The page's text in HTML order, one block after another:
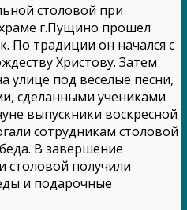
столовой при
г.Пущино прошел
По традиции он начался с
Христову. Затем
улице под веселые песни,
сделанными учениками
выпускники воскресной
сотрудникам столовой
В завершение
столовой получили
и подарочные